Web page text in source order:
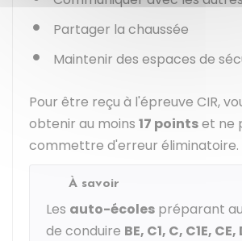
Partager la chaussée
Maintenir des espaces de
Pour être reçu à l'épreuve CIR,
obtenir au moins 17 pointset ne
commettre d'erreur éliminatoire.
À savoir
Les auto-écoles préparant
de conduire BE, C1, C, C1E, CE,